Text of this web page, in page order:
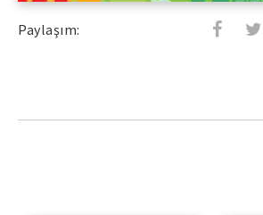
Paylaşım: